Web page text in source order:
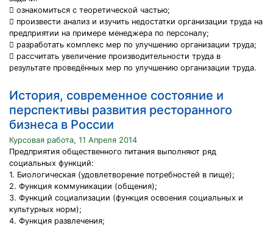
 ознакомиться с теоретической частью;
 произвести анализ и изучить недостатки организации труда на
предприятии на примере менеджера по персоналу;
 разработать комплекс мер по улучшению организации труда;
 рассчитать увеличение производительности труда в
результате проведённых мер по улучшению организации труда.
История, современное состояние и
перспективы развития ресторанного
бизнеса в России
Курсовая работа, 11 Апреля 2014
Предприятия общественного питания выполняют ряд
социальных функций:
1. Биологическая (удовлетворение потребностей в пище);
2. Функция коммуникации (общения);
3. Функций социализации (функция освоения социальных и
культурных норм);
4. Функция развлечения;